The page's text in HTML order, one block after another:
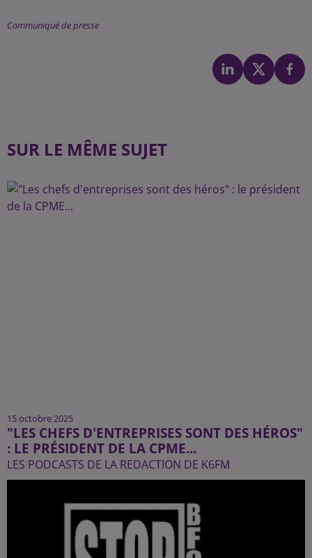
Communiqué de presse
SUR LE MÊME SUJET
15 octobre 2025
"LES CHEFS D'ENTREPRISES SONT DES HÉROS"
: LE PRÉSIDENT DE LA CPME...
LES PODCASTS DE LA REDACTION DE K6FM